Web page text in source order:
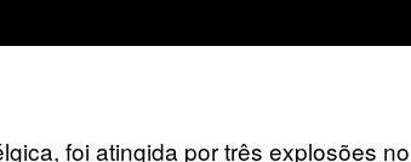
foi atingida por três explosões no